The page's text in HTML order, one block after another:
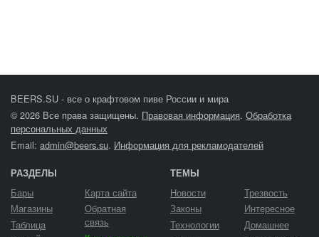
BEERS.SU - все о крафтовом пиве России и мира
© 2026 Все права защищены. Правовая информация. Обработка
персональных данных
Email: admin@beers.su. Информация для рекламодателей
РАЗДЕЛЫ
Бары
Магазины
Таблица
Карта сайта
Обратная
связь
ТЕМЫ
Новости
Законы
Технологии
Трезвость
Интересное
Домашнее